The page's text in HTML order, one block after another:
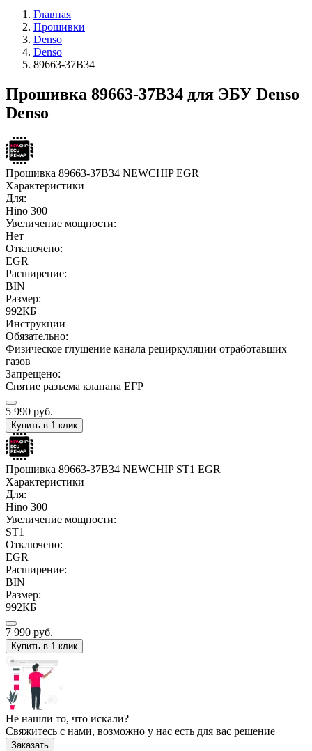
Главная
Прошивки
Denso
Denso
89663-37B34
Прошивка 89663-37B34 для ЭБУ Denso
Denso
Прошивка 89663-37B34 NEWCHIP EGR
Характеристики
Для:
Hino 300
Увеличение мощности:
Нет
Отключено:
EGR
Расширение:
BIN
Размер:
992КБ
Инструкции
Обязательно:
Физическое глушение канала рециркуляции отработавших
газов
Запрещено:
Снятие разъема клапана ЕГР
5 990 руб.
Купить в 1 клик
Прошивка 89663-37B34 NEWCHIP ST1 EGR
Характеристики
Для:
Hino 300
Увеличение мощности:
ST1
Отключено:
EGR
Расширение:
BIN
Размер:
992КБ
7 990 руб.
Купить в 1 клик
Не нашли то, что искали?
Свяжитесь с нами, возможно у нас есть для вас решение
Заказать